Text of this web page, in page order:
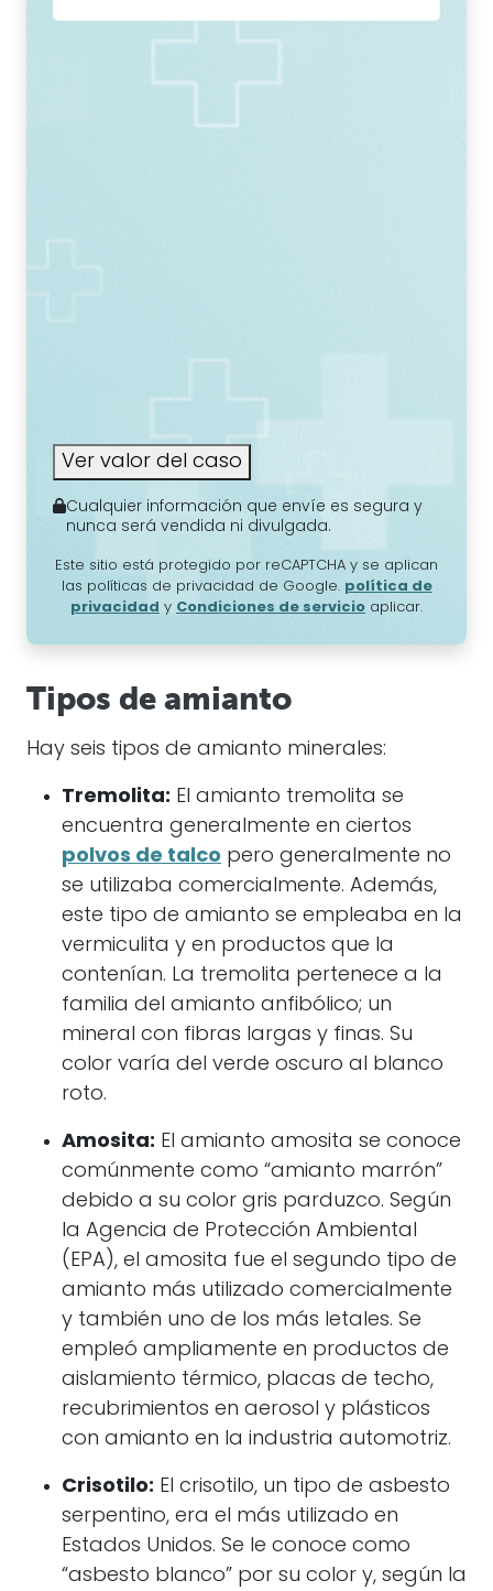
Ver valor del caso
Cualquier información que envíe es segura y
nunca será vendida ni divulgada.
Este sitio está protegido por reCAPTCHA y se aplican
las políticas de privacidad de Google. política de
privacidad y Condiciones de servicio aplicar.
Tipos de amianto
Hay seis tipos de amianto minerales:
Tremolita: El amianto tremolita se
encuentra generalmente en ciertos
polvos de talco pero generalmente no
se utilizaba comercialmente. Además,
este tipo de amianto se empleaba en la
vermiculita y en productos que la
contenían. La tremolita pertenece a la
familia del amianto anfibólico; un
mineral con fibras largas y finas. Su
color varía del verde oscuro al blanco
roto.
Amosita: El amianto amosita se conoce
comúnmente como “amianto marrón”
debido a su color gris parduzco. Según
la Agencia de Protección Ambiental
(EPA), el amosita fue el segundo tipo de
amianto más utilizado comercialmente
y también uno de los más letales. Se
empleó ampliamente en productos de
aislamiento térmico, placas de techo,
recubrimientos en aerosol y plásticos
con amianto en la industria automotriz.
Crisotilo: El crisotilo, un tipo de asbesto
serpentino, era el más utilizado en
Estados Unidos. Se le conoce como
“asbesto blanco” por su color y, según la